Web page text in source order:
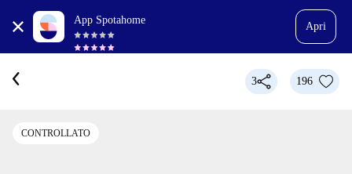
App Spotahome
Apri
3 196
CONTROLLATO